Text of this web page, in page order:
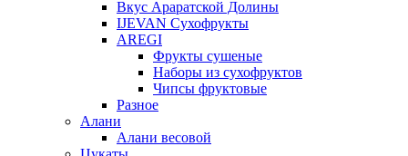
Вкус Араратской Долины
IJEVAN Сухофрукты
AREGI
Фрукты сушеные
Наборы из сухофруктов
Чипсы фруктовые
Разное
Алани
Алани весовой